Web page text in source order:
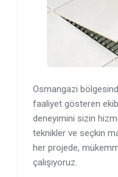
Osmangazi
faaliyet gösteren
deneyimini sizin
teknikler ve seçkin
her projede,
çalışıyoruz.